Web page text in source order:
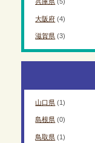
大阪府 (4)
滋賀県 (3)
山口県 (1)
島根県 (0)
鳥取県 (1)